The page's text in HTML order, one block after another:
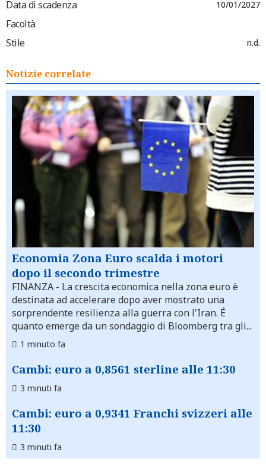
Data di scadenza 10/01/2027
Facoltà
Stile
n.d.
Notizie correlate
Economia Zona Euro scalda i motori
dopo il secondo trimestre
FINANZA - La crescita economica nella zona euro è
destinata ad accelerare dopo aver mostrato una
sorprendente resilienza alla guerra con l'Iran. É
quanto emerge da un sondaggio di Bloomberg tra gli...
1 minuto fa
Cambi: euro a 0,8561 sterline alle 11:30
3 minuti fa
Cambi: euro a 0,9341 Franchi svizzeri alle
11:30
3 minuti fa